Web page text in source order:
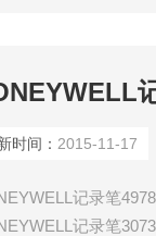
时间： 2015-11-17
记录笔
记录笔